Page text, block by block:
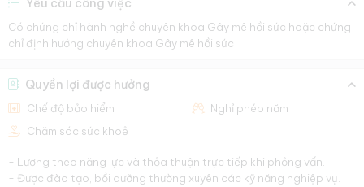
Yêu cầu công việc
Có chứng chỉ hành nghề chuyên khoa Gây mê hồi sức hoặc chứng
chỉ định hướng chuyên khoa Gây mê hồi sức
Quyền lợi được hưởng
Chế độ bảo hiểm
Nghỉ phép năm
Chăm sóc sức khoẻ
- Lương theo năng lực và thỏa thuận trực tiếp khi phỏng vấn.
- Được đào tạo, bồi dưỡng thường xuyên các kỹ năng nghiệp vụ.